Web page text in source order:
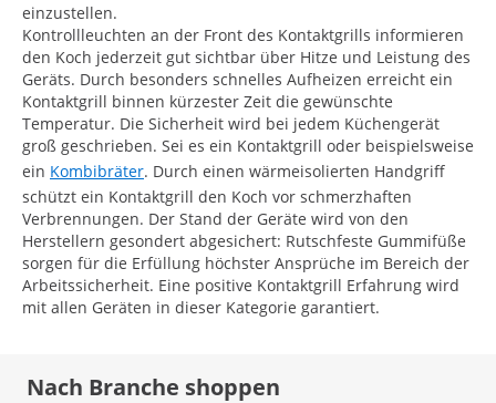
einzustellen.
Kontrollleuchten an der Front des Kontaktgrills informieren
den Koch jederzeit gut sichtbar über Hitze und Leistung des
Geräts. Durch besonders schnelles Aufheizen erreicht ein
Kontaktgrill binnen kürzester Zeit die gewünschte
Temperatur. Die Sicherheit wird bei jedem Küchengerät
groß geschrieben. Sei es ein Kontaktgrill oder beispielsweise
ein Kombibräter. Durch einen wärmeisolierten Handgriff
schützt ein Kontaktgrill den Koch vor schmerzhaften
Verbrennungen. Der Stand der Geräte wird von den
Herstellern gesondert abgesichert: Rutschfeste Gummifüße
sorgen für die Erfüllung höchster Ansprüche im Bereich der
Arbeitssicherheit. Eine positive Kontaktgrill Erfahrung wird
mit allen Geräten in dieser Kategorie garantiert.
Nach Branche shoppen